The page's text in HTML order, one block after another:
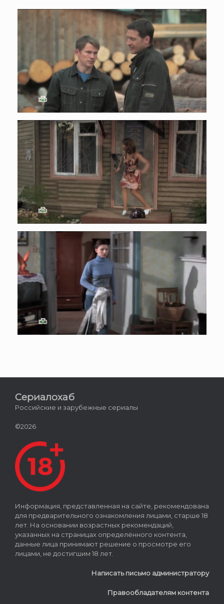
Сериалохаб
Российские и зарубежные сериалы
©2026
Информация, представленная на сайте, рекомендована
для предварительного ознакомления лицами, старше 18
лет. На основании возрастных рекомендаций,
указанных на страницах определённого контента,
данные лица принимают решение о просмотре его
лицами, не достигшим 18 лет.
Написать письмо администратору
Правообладателям контента